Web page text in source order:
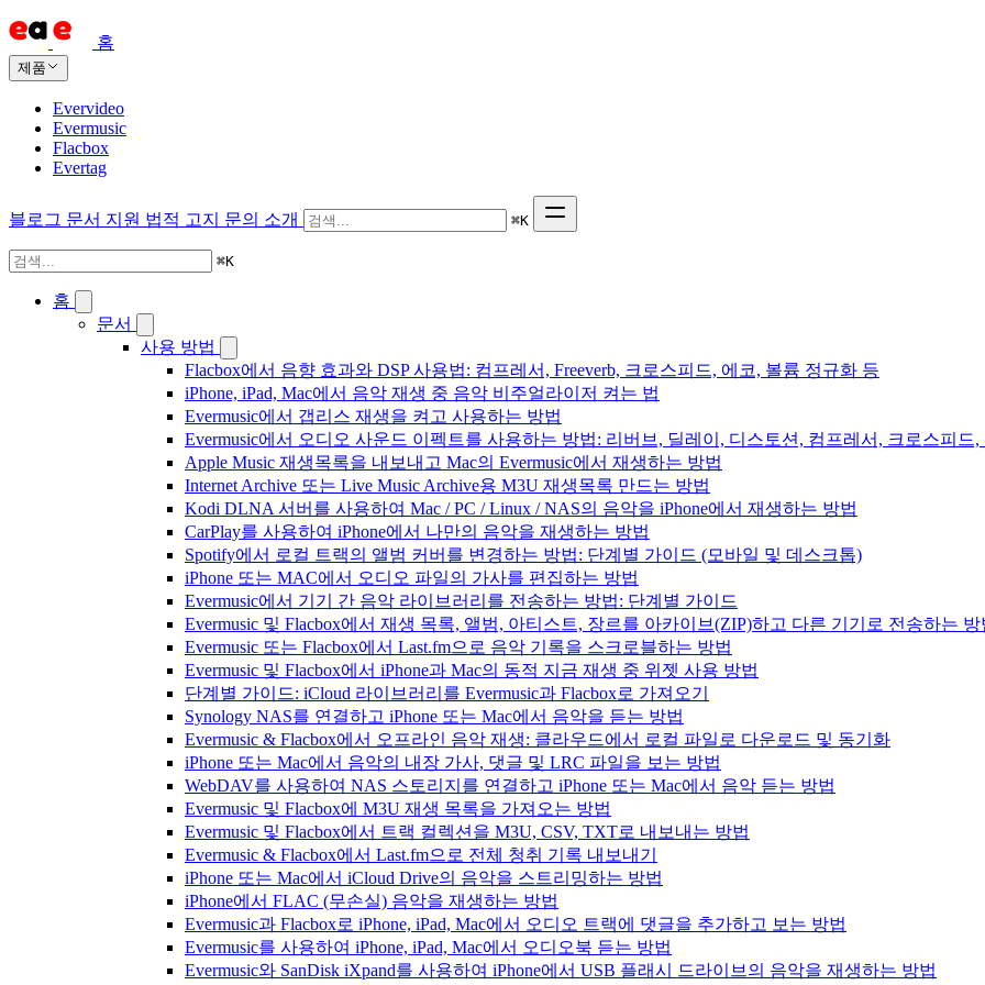
홈
제품
Evervideo
Evermusic
Flacbox
Evertag
블로그 문서 지원 법적 고지 문의 소개 ⌘K
⌘K
홈
문서
사용 방법
Flacbox에서 음향 효과와 DSP 사용법: 컴프레서, Freeverb, 크로스피드, 에코, 볼륨 정규화 등
iPhone, iPad, Mac에서 음악 재생 중 음악 비주얼라이저 켜는 법
Evermusic에서 갭리스 재생을 켜고 사용하는 방법
Evermusic에서 오디오 사운드 이펙트를 사용하는 방법: 리버브, 딜레이, 디스토션, 컴프레서, 크로스피드
Apple Music 재생목록을 내보내고 Mac의 Evermusic에서 재생하는 방법
Internet Archive 또는 Live Music Archive용 M3U 재생목록 만드는 방법
Kodi DLNA 서버를 사용하여 Mac / PC / Linux / NAS의 음악을 iPhone에서 재생하는 방법
CarPlay를 사용하여 iPhone에서 나만의 음악을 재생하는 방법
Spotify에서 로컬 트랙의 앨범 커버를 변경하는 방법: 단계별 가이드 (모바일 및 데스크톱)
iPhone 또는 MAC에서 오디오 파일의 가사를 편집하는 방법
Evermusic에서 기기 간 음악 라이브러리를 전송하는 방법: 단계별 가이드
Evermusic 및 Flacbox에서 재생 목록, 앨범, 아티스트, 장르를 아카이브(ZIP)하고 다른 기기로 전송하는 방
Evermusic 또는 Flacbox에서 Last.fm으로 음악 기록을 스크로블하는 방법
Evermusic 및 Flacbox에서 iPhone과 Mac의 동적 지금 재생 중 위젯 사용 방법
단계별 가이드: iCloud 라이브러리를 Evermusic과 Flacbox로 가져오기
Synology NAS를 연결하고 iPhone 또는 Mac에서 음악을 듣는 방법
Evermusic & Flacbox에서 오프라인 음악 재생: 클라우드에서 로컬 파일로 다운로드 및 동기화
iPhone 또는 Mac에서 음악의 내장 가사, 댓글 및 LRC 파일을 보는 방법
WebDAV를 사용하여 NAS 스토리지를 연결하고 iPhone 또는 Mac에서 음악 듣는 방법
Evermusic 및 Flacbox에 M3U 재생 목록을 가져오는 방법
Evermusic 및 Flacbox에서 트랙 컬렉션을 M3U, CSV, TXT로 내보내는 방법
Evermusic & Flacbox에서 Last.fm으로 전체 청취 기록 내보내기
iPhone 또는 Mac에서 iCloud Drive의 음악을 스트리밍하는 방법
iPhone에서 FLAC (무손실) 음악을 재생하는 방법
Evermusic과 Flacbox로 iPhone, iPad, Mac에서 오디오 트랙에 댓글을 추가하고 보는 방법
Evermusic를 사용하여 iPhone, iPad, Mac에서 오디오북 듣는 방법
Evermusic와 SanDisk iXpand를 사용하여 iPhone에서 USB 플래시 드라이브의 음악을 재생하는 방법